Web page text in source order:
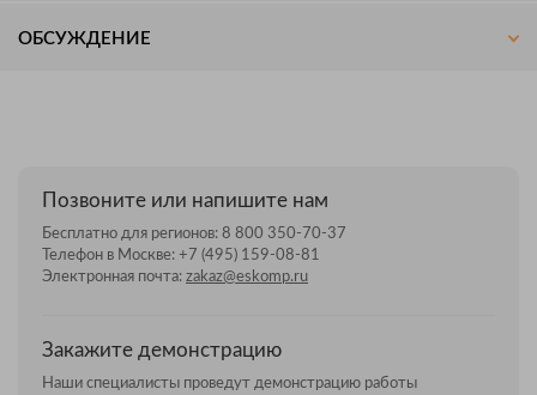
ОБСУЖДЕНИЕ
Позвоните или напишите нам
Бесплатно для регионов: 8 800 350-70-37
Телефон в Москве: +7 (495) 159-08-81
Электронная почта: zakaz@eskomp.ru
Закажите демонстрацию
Наши специалисты проведут демонстрацию работы